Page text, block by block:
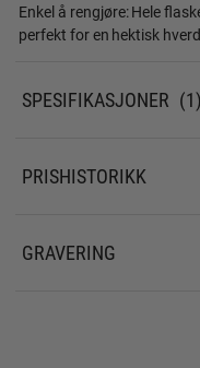
Enkel å rengjøre: Hele
perfekt for en hektisk
SPESIFIKASJONER 1
PRISHISTORIKK
GRAVERING